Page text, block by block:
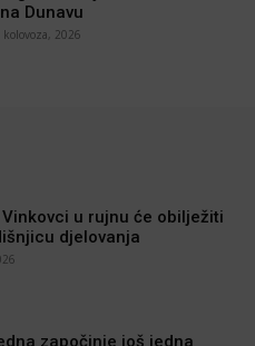
Dunavu
kolovoza, 2026
u rujnu će obilježiti
djelovanja
započinje još jedna